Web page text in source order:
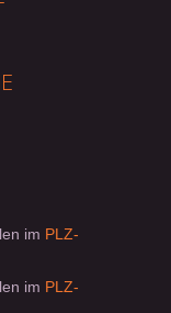
im PLZ-
im PLZ-